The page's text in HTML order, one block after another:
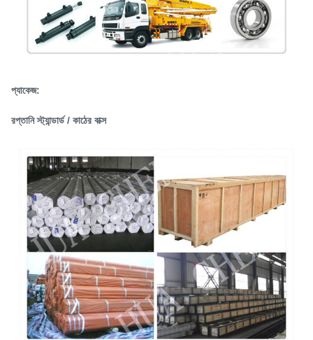
প্যাকেজ:
রপ্তানি স্ট্যান্ডার্ড / কাঠের বাক্স